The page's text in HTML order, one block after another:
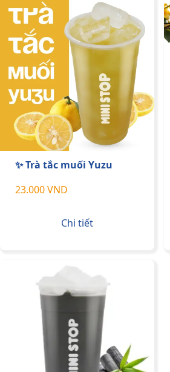
✨ Trà tắc muối Yuzu
23.000 VND
Chi tiết